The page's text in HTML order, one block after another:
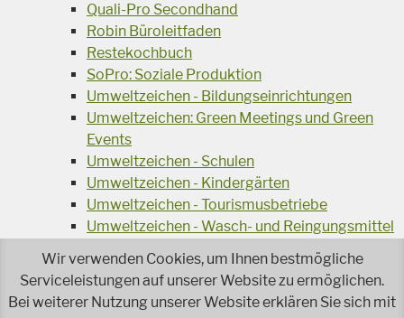
Quali-Pro Secondhand
Robin Büroleitfaden
Restekochbuch
SoPro: Soziale Produktion
Umweltzeichen - Bildungseinrichtungen
Umweltzeichen: Green Meetings und Green
Events
Umweltzeichen - Schulen
Umweltzeichen - Kindergärten
Umweltzeichen - Tourismusbetriebe
Umweltzeichen - Wasch- und Reingungsmittel
Wiederverwendung von Elektroaltgeräten
Wasser - das Businessgetränk
Wohnprojekt Parcours
Wir verwenden Cookies, um Ihnen bestmögliche
Serviceleistungen auf unserer Website zu ermöglichen.
Bei weiterer Nutzung unserer Website erklären Sie sich mit